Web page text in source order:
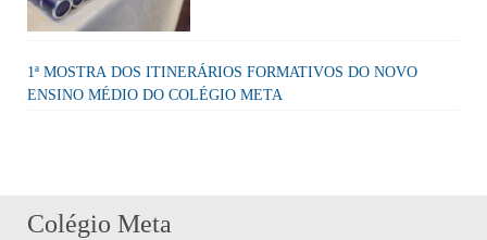
1ª MOSTRA DOS ITINERÁRIOS FORMATIVOS DO NOVO
ENSINO MÉDIO DO COLÉGIO META
Colégio Meta